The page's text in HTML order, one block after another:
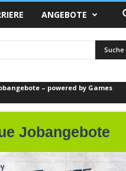
ANGEBOTE
– powered by Games